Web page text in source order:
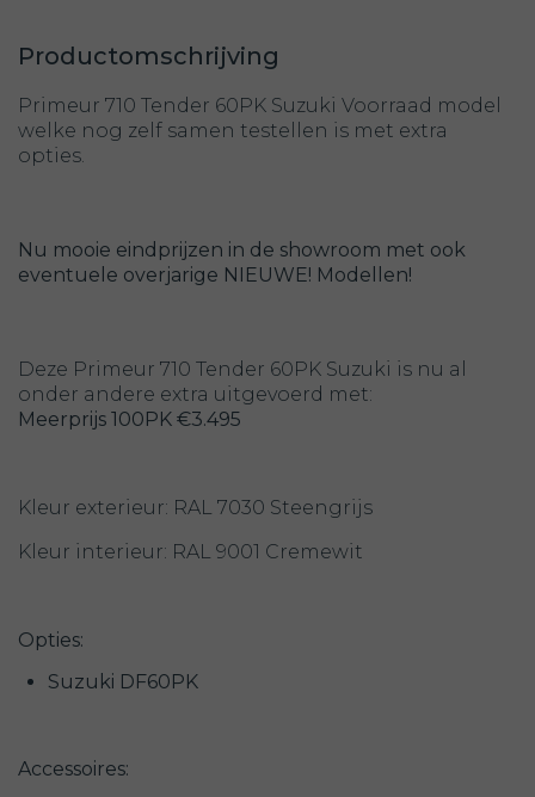
Productomschrijving
Primeur 710 Tender 60PK Suzuki Voorraad model
welke nog zelf samen testellen is met extra
opties.
Nu mooie eindprijzen in de showroom met ook
eventuele overjarige NIEUWE! Modellen!
Deze Primeur 710 Tender 60PK Suzuki is nu al
onder andere extra uitgevoerd met:
Meerprijs 100PK €3.495
Kleur exterieur: RAL 7030 Steengrijs
Kleur interieur: RAL 9001 Cremewit
Opties:
Suzuki DF60PK
Accessoires: